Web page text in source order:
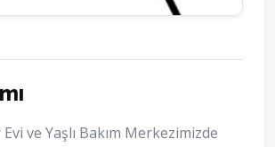
ve Yaşlı Bakım Merkezimizde